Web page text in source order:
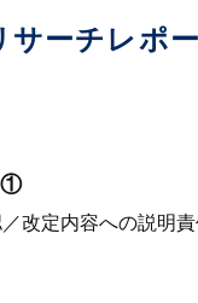
ーチレポ
①
改定内容への説明